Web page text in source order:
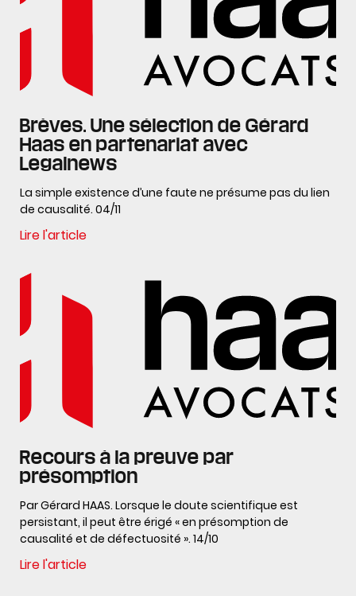
Brèves. Une sélection de Gérard
Haas en partenariat avec
Legalnews
La simple existence d’une faute ne présume pas du lien
de causalité. 04/11
Lire l'article
Recours à la preuve par
présomption
Par Gérard HAAS. Lorsque le doute scientifique est
persistant, il peut être érigé « en présomption de
causalité et de défectuosité ». 14/10
Lire l'article